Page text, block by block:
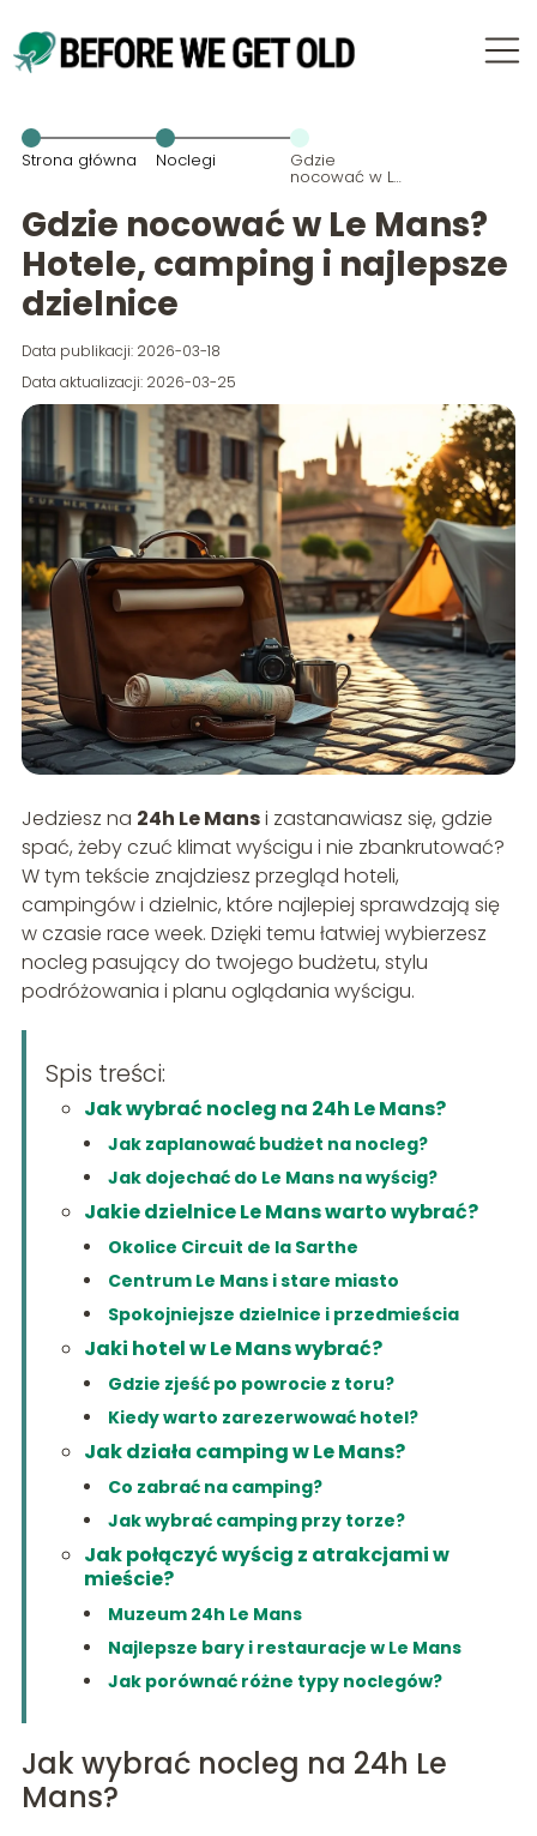
Strona główna Noclegi Gdzie
nocować w Le
camping i
najlepsze
dzielnice
Gdzie nocować w Le Mans?
Hotele, camping i najlepsze
dzielnice
Data publikacji: 2026-03-18
Data aktualizacji: 2026-03-25
Jedziesz na 24h Le Mansi zastanawiasz się, gdzie
spać, żeby czuć klimat wyścigu i nie zbankrutować?
W tym tekście znajdziesz przegląd hoteli,
campingów i dzielnic, które najlepiej sprawdzają się
w czasie race week. Dzięki temu łatwiej wybierzesz
nocleg pasujący do twojego budżetu, stylu
podróżowania i planu oglądania wyścigu.
Spis treści:
Jak wybrać nocleg na 24h Le Mans?
Jak zaplanować budżet na nocleg?
Jak dojechać do Le Mans na wyścig?
Jakie dzielnice Le Mans warto wybrać?
Okolice Circuit de la Sarthe
Centrum Le Mans i stare miasto
Spokojniejsze dzielnice i przedmieścia
Jaki hotel w Le Mans wybrać?
Gdzie zjeść po powrocie z toru?
Kiedy warto zarezerwować hotel?
Jak działa camping w Le Mans?
Co zabrać na camping?
Jak wybrać camping przy torze?
Jak połączyć wyścig z atrakcjami w
mieście?
Muzeum 24h Le Mans
Najlepsze bary i restauracje w Le Mans
Jak porównać różne typy noclegów?
Jak wybrać nocleg na 24h Le
Mans?